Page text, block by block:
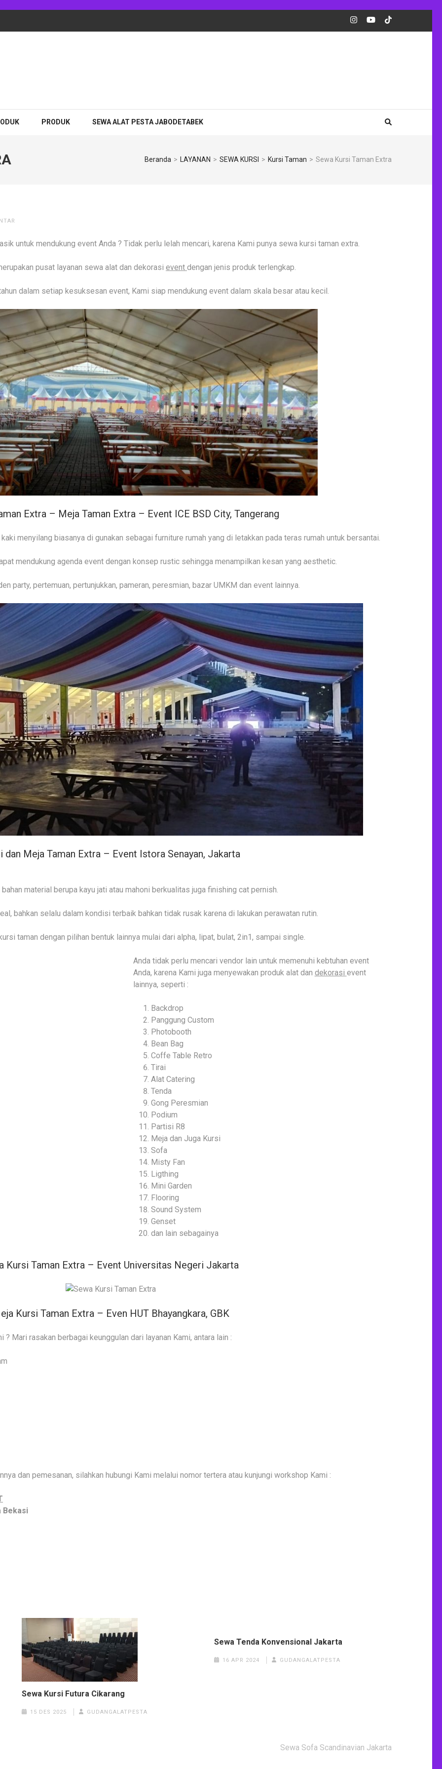
PRODUK SEWA ALAT PESTA JABODETABEK
Beranda > LAYANAN > SEWA KURSI > Kursi Taman > Sewa Kursi Taman Extra
untuk mendukung event Anda ? Tidak perlu lelah mencari, karena Kami punya sewa kursi taman extra.
pusat layanan sewa alat dan dekorasi event dengan jenis produk terlengkap.
dalam setiap kesuksesan event, Kami siap mendukung event dalam skala besar atau kecil.
Extra – Meja Taman Extra – Event ICE BSD City, Tangerang
menyilang biasanya di gunakan sebagai furniture rumah yang di letakkan pada teras rumah untuk bersantai.
mendukung agenda event dengan konsep rustic sehingga menampilkan kesan yang aesthetic.
party, pertemuan, pertunjukkan, pameran, peresmian, bazar UMKM dan event lainnya.
dan Meja Taman Extra – Event Istora Senayan, Jakarta
material berupa kayu jati atau mahoni berkualitas juga finishing cat pernish.
bahkan selalu dalam kondisi terbaik bahkan tidak rusak karena di lakukan perawatan rutin.
taman dengan pilihan bentuk lainnya mulai dari alpha, lipat, bulat, 2in1, sampai single.
Anda tidak perlu mencari vendor lain untuk memenuhi kebtuhan event
Anda, karena Kami juga menyewakan produk alat dan dekorasi event
lainnya, seperti :
Backdrop
Panggung Custom
Photobooth
Bean Bag
Coffe Table Retro
Tirai
Alat Catering
Tenda
Gong Peresmian
Podium
Partisi R8
Meja dan Juga Kursi
Sofa
Misty Fan
Ligthing
Mini Garden
Flooring
Sound System
Genset
dan lain sebagainya
Kursi Taman Extra – Event Universitas Negeri Jakarta
Kursi Taman Extra – Even HUT Bhayangkara, GBK
Mari rasakan berbagai keunggulan dari layanan Kami, antara lain :
dan pemesanan, silahkan hubungi Kami melalui nomor tertera atau kunjungi workshop Kami :
Bekasi
Sewa Kursi Futura Cikarang
15 DES 2025 GUDANGALATPESTA
Sewa Tenda Konvensional Jakarta
16 APR 2024 GUDANGALATPESTA
Sewa Sofa Scandinavian Jakarta